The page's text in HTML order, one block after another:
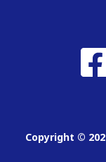
Copyright ©